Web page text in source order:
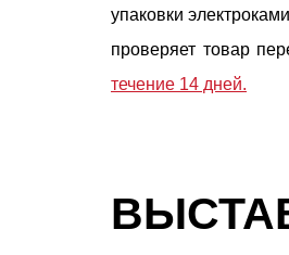
упаковки
проверяет товар
течение 14 дней.